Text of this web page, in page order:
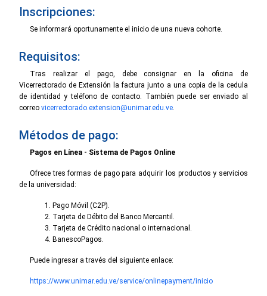
Inscripciones:
Se informará oportunamente el inicio de una nueva cohorte.
Requisitos:
Tras realizar el pago, debe consignar en la oficina de
Vicerrectorado de Extensión la factura junto a una copia de la cedula
de identidad y teléfono de contacto. También puede ser enviado al
correo vicerrectorado.extension@unimar.edu.ve.
Métodos de pago:
Pagos en Línea - Sistema de Pagos Online
Ofrece tres formas de pago para adquirir los productos y servicios
de la universidad:
Pago Móvil (C2P).
Tarjeta de Débito del Banco Mercantil.
Tarjeta de Crédito nacional o internacional.
BanescoPagos.
Puede ingresar a través del siguiente enlace:
https://www.unimar.edu.ve/service/onlinepayment/inicio